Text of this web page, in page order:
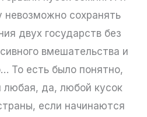
невозможно сохранять
двух государств без
вмешательства и
То есть было понятно,
любая, да, любой кусок
если начинаются